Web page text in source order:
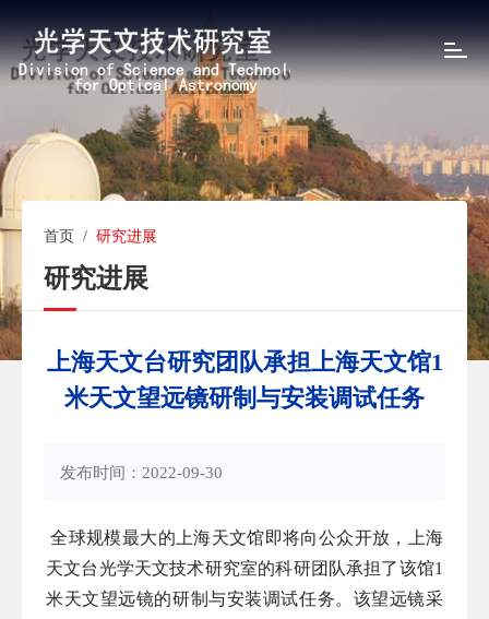
T
o
n
首页 / 研究进展
研究进展
上海天文台研究团队承担上海天文馆1
米天文望远镜研制与安装调试任务
发布时间：2022-09-30
全球规模最大的上海天文馆即将向公众开放，上海
天文台光学天文技术研究室的科研团队承担了该馆1
米天文望远镜的研制与安装调试任务。该望远镜采